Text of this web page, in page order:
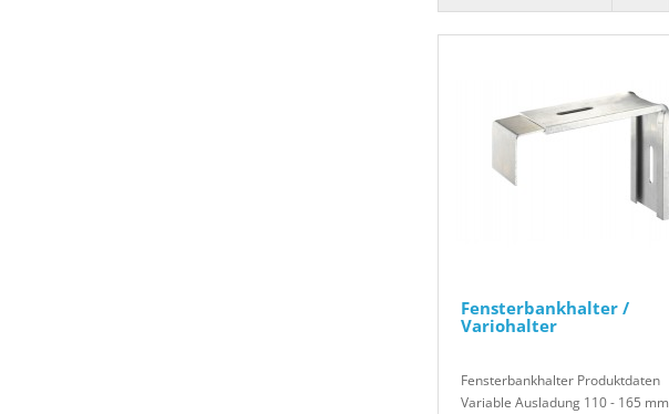
Fensterbankhalter /
Variohalter
Fensterbankhalter Produktdaten
Variable Ausladung 110 - 165 mm